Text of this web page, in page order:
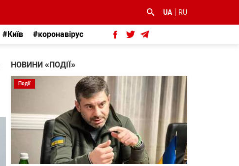
UA RU
#Київ #коронавірус
НОВИНИ «ПОДІЇ»
Події